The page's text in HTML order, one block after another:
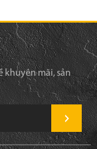
khuyên mãi, sản